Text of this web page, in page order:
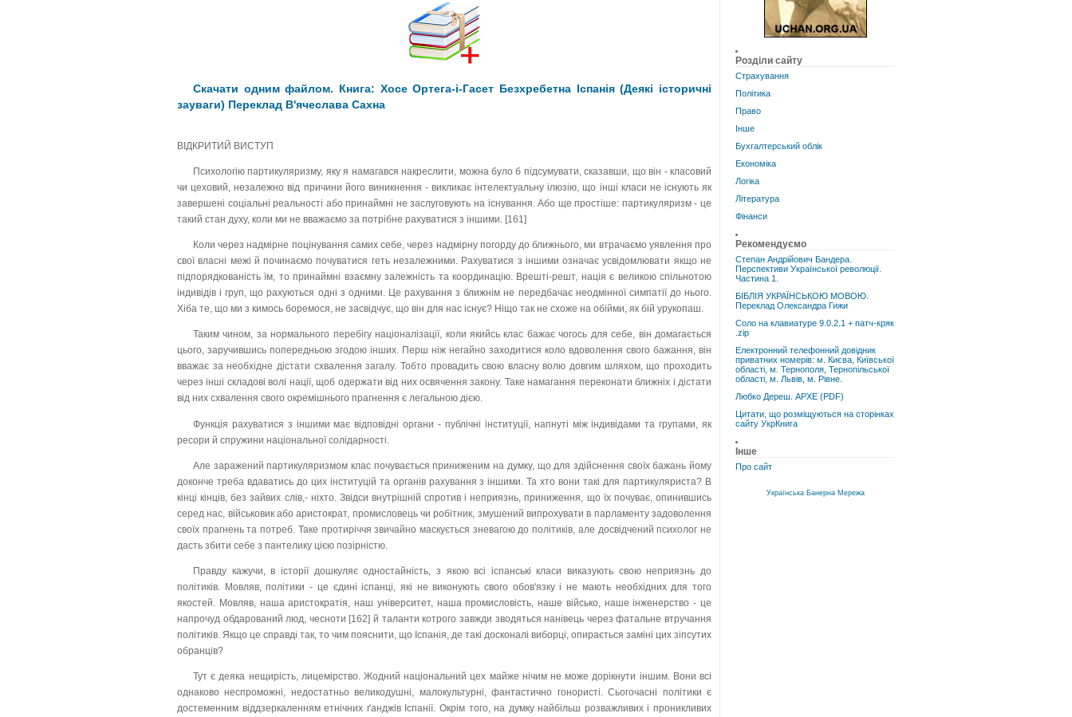
Скачати одним файлом. Книга: Хосе Ортега-і-Гасет Безхребетна Іспанія (Деякі історичні
зауваги) Переклад В'ячеслава Сахна
ВІДКРИТИЙ ВИСТУП
Психологію партикуляризму, яку я намагався накреслити, можна було б підсумувати, сказавши, що він - класовий
чи цеховий, незалежно від причини його виникнення - викликає інтелектуальну ілюзію, що інші класи не існують як
завершені соціальні реальності або принаймні не заслуговують на існування. Або ще простіше: партикуляризм - це
такий стан духу, коли ми не вважаємо за потрібне рахуватися з іншими. [161]
Коли через надмірне поцінування самих себе, через надмірну погорду до ближнього, ми втрачаємо уявлення про
свої власні межі й починаємо почуватися геть незалежними. Рахуватися з іншими означає усвідомлювати якщо не
підпорядкованість їм, то принаймні взаємну залежність та координацію. Врешті-решт, нація є великою спільнотою
індивідів і груп, що рахуються одні з одними. Це рахування з ближнім не передбачає неодмінної симпатії до нього.
Хіба те, що ми з кимось боремося, не засвідчує, що він для нас існує? Ніщо так не схоже на обійми, як бій урукопаш.
Таким чином, за нормального перебігу націоналізації, коли якийсь клас бажає чогось для себе, він домагається
цього, заручившись попередньою згодою інших. Перш ніж негайно заходитися коло вдоволення свого бажання, він
вважає за необхідне дістати схвалення загалу. Тобто провадить свою власну волю довгим шляхом, що проходить
через інші складові волі нації, щоб одержати від них освячення закону. Таке намагання переконати ближніх і дістати
від них схвалення свого окремішнього прагнення є легальною дією.
Функція рахуватися з іншими має відповідні органи - публічні інституції, напнуті між індивідами та групами, як
ресори й спружини національної солідарності.
Але заражений партикуляризмом клас почувається приниженим на думку, що для здійснення своїх бажань йому
доконче треба вдаватись до цих інституцій та органів рахування з іншими. Та хто вони такі для партикуляриста? В
кінці кінців, без зайвих слів,- ніхто. Звідси внутрішній спротив і неприязнь, приниження, що їх почуває, опинившись
серед нас, військовик або аристократ, промисловець чи робітник, змушений випрохувати в парламенту задоволення
своїх прагнень та потреб. Таке протиріччя звичайно маскується зневагою до політиків, але досвідчений психолог не
дасть збити себе з пантелику цією позірністю.
Правду кажучи, в історії дошкуляє одностайність, з якою всі іспанські класи виказують свою неприязнь до
політиків. Мовляв, політики - це єдині іспанці, які не виконують свого обов'язку і не мають необхідних для того
якостей. Мовляв, наша аристократія, наш університет, наша промисловість, наше військо, наше інженерство - це
напрочуд обдарований люд, чесноти [162] й таланти котрого завжди зводяться нанівець через фатальне втручання
політиків. Якщо це справді так, то чим пояснити, що Іспанія, де такі досконалі виборці, опирається заміні цих зіпсутих
обранців?
Тут є деяка нещирість, лицемірство. Жодний національний цех майже нічим не може дорікнути іншим. Вони всі
однаково неспроможні, недостатньо великодушні, малокультурні, фантастично гонористі. Сьогочасні політики є
достеменним віддзеркаленням етнічних ґанджів Іспанії. Окрім того, на думку найбільш розважливих і проникливих
Розділи сайту
Страхування
Політика
Право
Інше
Бухгалтерський облік
Економіка
Логіка
Література
Фінанси
Рекомендуємо
Степан Андрійович Бандера.
Перспективи Української революції.
Частина 1.
БІБЛІЯ УКРАЇНСЬКОЮ МОВОЮ.
Переклад Олександра Гижи
Соло на клавиатуре 9.0.2.1 + патч-кряк
.zip
Електронний телефонний довідник
приватних номерів: м. Києва, Київської
області, м. Тернополя, Тернопільської
області, м. Львів, м. Рівне.
Любко Дереш. АРХЕ (PDF)
Цитати, що розміщуються на сторінках
сайту УкрКнига
Інше
Про сайт
Українська Банерна Мережа